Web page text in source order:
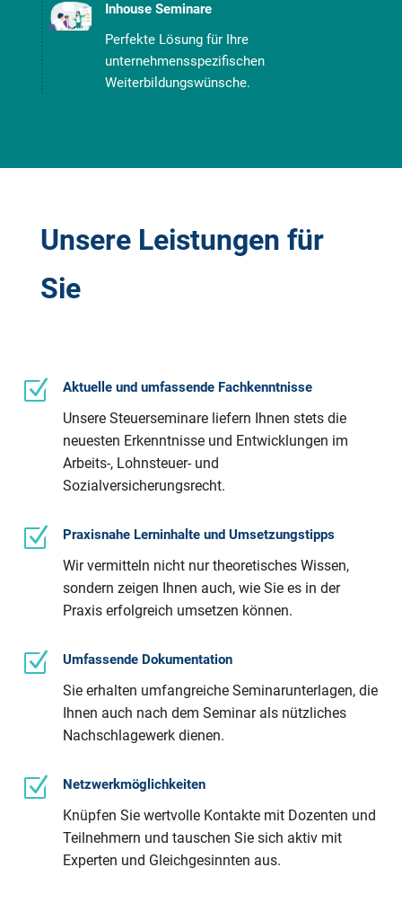
Inhouse Seminare
Perfekte Lösung für Ihre
unternehmensspezifischen
Weiterbildungswünsche.
Unsere Leistungen für
Sie
Z Aktuelle und umfassende Fachkenntnisse
Unsere Steuerseminare liefern Ihnen stets die
neuesten Erkenntnisse und Entwicklungen im
Arbeits-, Lohnsteuer- und
Sozialversicherungsrecht.
Z Praxisnahe Lerninhalte und Umsetzungstipps
Wir vermitteln nicht nur theoretisches Wissen,
sondern zeigen Ihnen auch, wie Sie es in der
Praxis erfolgreich umsetzen können.
Z Umfassende Dokumentation
Sie erhalten umfangreiche Seminarunterlagen, die
Ihnen auch nach dem Seminar als nützliches
Nachschlagewerk dienen.
Z Netzwerkmöglichkeiten
Knüpfen Sie wertvolle Kontakte mit Dozenten und
Teilnehmern und tauschen Sie sich aktiv mit
Experten und Gleichgesinnten aus.